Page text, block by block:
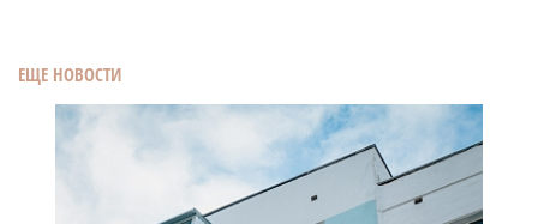
ЕЩЕ НОВОСТИ